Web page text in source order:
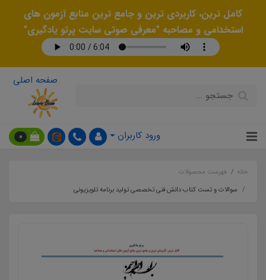
کامل ترین، کاربردی ترین و جامع ترین منابع آزمون های
استخدامی و مصاحبه "معرفی صوتی سایت پرتو یادگیری"
صفحه اصلی
ورود کاربران 0
خانه
فهرست محصولات
سوالات و تست کتاب دانش فنی تخصصی تولید برنامه تلویزیونی